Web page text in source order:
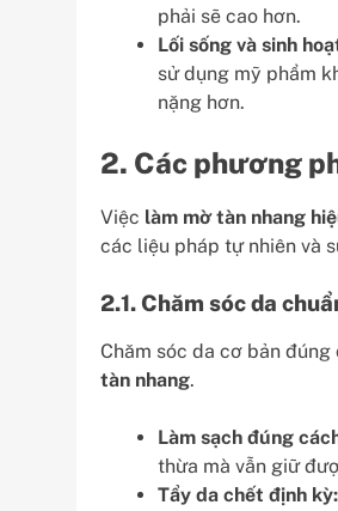
phải sẽ cao hơn.
Lối sống và sinh
sử dụng mỹ phẩm
nặng hơn.
2. Các phương
Việc làm mờ tàn nhang
các liệu pháp tự nhiên và
2.1. Chăm sóc da
Chăm sóc da cơ bản
tàn nhang.
Làm sạch đúng
thừa mà vẫn giữ
Tẩy da chết định kỳ: